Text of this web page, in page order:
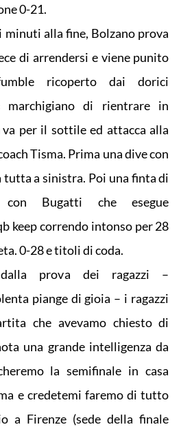
0-21.
minuti alla fine, Bolzano prova
di arrendersi e viene punito
ricoperto dai dorici
marchigiano di rientrare in
per il sottile ed attacca alla
Tisma. Prima una dive con
tutta a sinistra. Poi una finta di
Bugatti che esegue
keep correndo intonso per 28
0-28 e titoli di coda.
dalla prova dei ragazzi –
piange di gioia – i ragazzi
che avevamo chiesto di
una grande intelligenza da
la semifinale in casa
e credetemi faremo di tutto
a Firenze (sede della finale